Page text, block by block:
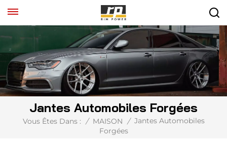
Jantes Automobiles Forgées
Vous Êtes Dans : / MAISON / Jantes Automobiles
Forgées